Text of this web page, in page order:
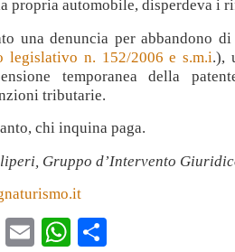
propria automobile, disperdeva i
una denuncia per abbandono
legislativo n. 152/2006 e s.m.i.),
temporanea della
tributarie.
chi inquina paga.
Gruppo d’Intervento
TwitterEmailWhatsApp